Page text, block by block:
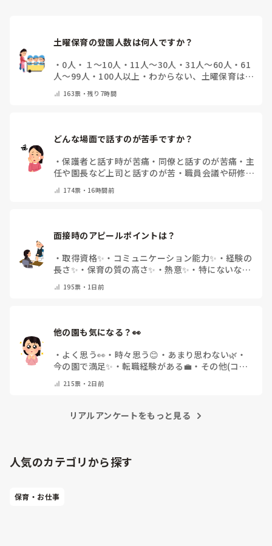
土曜保育の登園人数は何人ですか？
・ 0人 ・ １～10人 ・ 11人～30人 ・31人～60人・ 61
人～99人 ・ 100人以上 ・ わからない、土曜保育はな
い
その他(コメントで教えて下さい)
163票・残り7時間
どんな場面で話すのが苦手ですか？
・保護者と話す時が苦痛 ・ 同僚と話すのが苦痛 ・ 主
任や園長など上司と話すのが苦 ・ 職員会議や研修場
面で話すのが苦
他(コメントで教えてください)
174票・ 16時間前
面接時のアピールポイントは？
・取得資格✨ ・ コミュニケーション能力✨ ・ 経験の
長さ✨ ・ 保育の質の高さ✨ ・熱意✨ ・ 特にないな・
その他(コメントで教えて下さい)
195票・ 1日前
他の園も気になる？👀
・ よく思う👀 ・ 時々思う😊 ・ あまり思わない🌿 ・
今の園で満足✨ ・転職経験がある💼 ・ その他(コメ
ントで教えてください)
215票・ 2日前
リアルアンケートをもっと見る
人気のカテゴリから探す
保育・お仕事